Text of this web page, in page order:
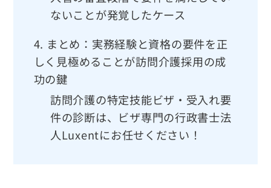
ないことが発覚したケース
4. まとめ：実務経験と資格の要件を正
しく見極めることが訪問介護採用の成
功の鍵
訪問介護の特定技能ビザ・受入れ要
件の診断は、ビザ専門の行政書士法
人Luxentにお任せください！